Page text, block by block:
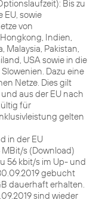
Bis zu
sowie
von
Indien,
Malaysia, Pakistan,
USA sowie in die
Dazu eine
Netze. Dies gilt
aus der EU nach
für
gelten
in der EU
s (Download)
56 kbit/s im Up- und
gebucht
dauerhaft erhalten.
sind wieder